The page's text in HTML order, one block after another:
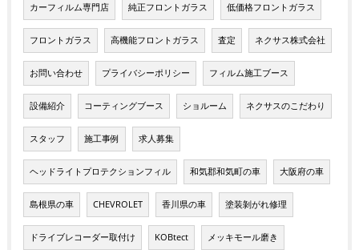
カーフィルム専門店 純正フロントガラス 低価格フロントガラス
フロントガラス 高機能フロントガラス 査定 ネクサス株式会社
お問い合わせ プライバシーポリシー フィルム施工ブース
設備紹介 コーティングブース ショルーム ネクサスのこだわり
スタッフ 施工事例 求人募集
ヘッドライトプロテクションフィル 和気郡和気町の車 大阪府の車
島根県の車 CHEVROLET 香川県の車 塗装剝がれ修理
ドライブレコーダー取付け KOBtect メッキモール磨き